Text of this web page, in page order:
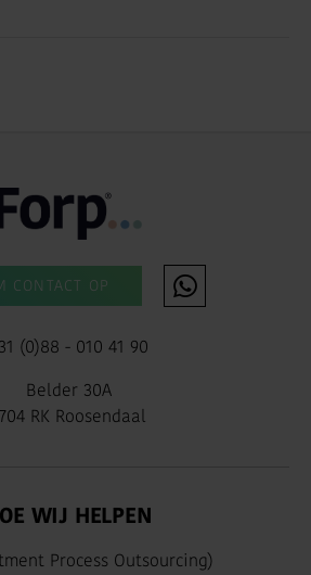
CONTACT OP
(0)88 - 010 41 90
Belder 30A
RK Roosendaal
WIJ HELPEN
Process Outsourcing)